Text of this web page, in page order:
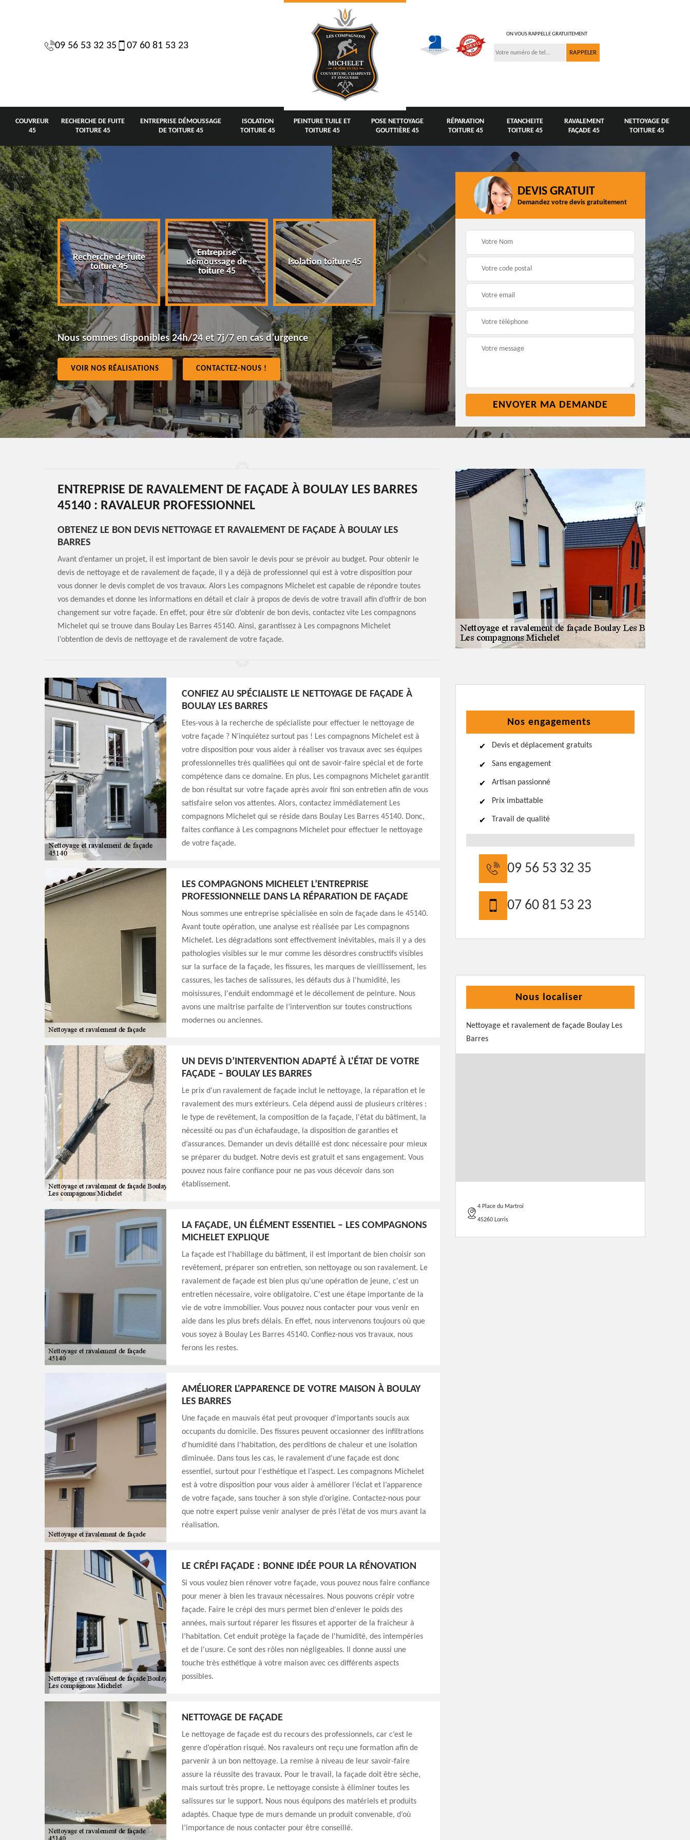
09 56 53 32 35 07 60 81 53 23
ON VOUS RAPPELLE GRATUITEMENT
COUVREUR
45
RECHERCHE DE FUITE
TOITURE 45
ENTREPRISE DÉMOUSSAGE
DE TOITURE 45
ISOLATION
TOITURE 45
PEINTURE TUILE ET
TOITURE 45
POSE NETTOYAGE
GOUTTIÈRE 45
RÉPARATION
TOITURE 45
ETANCHEITE
TOITURE 45
RAVALEMENT
FAÇADE 45
NETTOYAGE DE
TOITURE 45
45
Recherche de fuite
toiture 45
Entreprise
démoussage de
toiture 45
Isolation toiture 45
Peinture tuile et
Pose nettoyage
gouttière 45
Réparation toiture 45
Nous sommes disponibles 24h/24 et 7j/7 en cas d’urgence
VOIR NOS RÉALISATIONS CONTACTEZ-NOUS !
DEVIS GRATUIT
Demandez votre devis gratuitement
ENTREPRISE DE RAVALEMENT DE FAÇADE À BOULAY LES BARRES
45140 : RAVALEUR PROFESSIONNEL
OBTENEZ LE BON DEVIS NETTOYAGE ET RAVALEMENT DE FAÇADE À BOULAY LES
BARRES
Avant d’entamer un projet, il est important de bien savoir le devis pour se prévoir au budget. Pour obtenir le
devis de nettoyage et de ravalement de façade, il y a déjà de professionnel qui est à votre disposition pour
vous donner le devis complet de vos travaux. Alors Les compagnons Michelet est capable de répondre toutes
vos demandes et donne les informations en détail et clair à propos de devis de votre travail afin d’offrir de bon
changement sur votre façade. En effet, pour être sûr d’obtenir de bon devis, contactez vite Les compagnons
Michelet qui se trouve dans Boulay Les Barres 45140. Ainsi, garantissez à Les compagnons Michelet
l’obtention de devis de nettoyage et de ravalement de votre façade.
CONFIEZ AU SPÉCIALISTE LE NETTOYAGE DE FAÇADE À
BOULAY LES BARRES
Etes-vous à la recherche de spécialiste pour effectuer le nettoyage de
votre façade ? N’inquiétez surtout pas ! Les compagnons Michelet est à
votre disposition pour vous aider à réaliser vos travaux avec ses équipes
professionnelles très qualifiées qui ont de savoir-faire spécial et de forte
compétence dans ce domaine. En plus, Les compagnons Michelet garantit
de bon résultat sur votre façade après avoir fini son entretien afin de vous
satisfaire selon vos attentes. Alors, contactez immédiatement Les
compagnons Michelet qui se réside dans Boulay Les Barres 45140. Donc,
faites confiance à Les compagnons Michelet pour effectuer le nettoyage
de votre façade.
LES COMPAGNONS MICHELET L’ENTREPRISE
PROFESSIONNELLE DANS LA RÉPARATION DE FAÇADE
Nous sommes une entreprise spécialisée en soin de façade dans le 45140.
Avant toute opération, une analyse est réalisée par Les compagnons
Michelet. Les dégradations sont effectivement inévitables, mais il y a des
pathologies visibles sur le mur comme les désordres constructifs visibles
sur la surface de la façade, les fissures, les marques de vieillissement, les
cassures, les taches de salissures, les défauts dus à l'humidité, les
moisissures, l'enduit endommagé et le décollement de peinture. Nous
avons une maîtrise parfaite de l’intervention sur toutes constructions
modernes ou anciennes.
UN DEVIS D’INTERVENTION ADAPTÉ À L'ÉTAT DE VOTRE
FAÇADE – BOULAY LES BARRES
Le prix d'un ravalement de façade inclut le nettoyage, la réparation et le
ravalement des murs extérieurs. Cela dépend aussi de plusieurs critères :
le type de revêtement, la composition de la façade, l'état du bâtiment, la
nécessité ou pas d'un échafaudage, la disposition de garanties et
d’assurances. Demander un devis détaillé est donc nécessaire pour mieux
se préparer du budget. Notre devis est gratuit et sans engagement. Vous
pouvez nous faire confiance pour ne pas vous décevoir dans son
établissement.
LA FAÇADE, UN ÉLÉMENT ESSENTIEL – LES COMPAGNONS
MICHELET EXPLIQUE
La façade est l'habillage du bâtiment, il est important de bien choisir son
revêtement, préparer son entretien, son nettoyage ou son ravalement. Le
ravalement de façade est bien plus qu'une opération de jeune, c'est un
entretien nécessaire, voire obligatoire. C'est une étape importante de la
vie de votre immobilier. Vous pouvez nous contacter pour vous venir en
aide dans les plus brefs délais. En effet, nous intervenons toujours où que
vous soyez à Boulay Les Barres 45140. Confiez-nous vos travaux, nous
ferons les restes.
AMÉLIORER L'APPARENCE DE VOTRE MAISON À BOULAY
LES BARRES
Une façade en mauvais état peut provoquer d'importants soucis aux
occupants du domicile. Des fissures peuvent occasionner des infiltrations
d'humidité dans l'habitation, des perditions de chaleur et une isolation
diminuée. Dans tous les cas, le ravalement d'une façade est donc
essentiel, surtout pour l'esthétique et l’aspect. Les compagnons Michelet
est à votre disposition pour vous aider à améliorer l’éclat et l’apparence
de votre façade, sans toucher à son style d’origine. Contactez-nous pour
que notre expert puisse venir analyser de près l’état de vos murs avant la
réalisation.
LE CRÉPI FAÇADE : BONNE IDÉE POUR LA RÉNOVATION
Si vous voulez bien rénover votre façade, vous pouvez nous faire confiance
pour mener à bien les travaux nécessaires. Nous pouvons crépir votre
façade. Faire le crépi des murs permet bien d'enlever le poids des
années, mais surtout réparer les fissures et apporter de la fraîcheur à
l’habitation. Cet enduit protège la façade de l'humidité, des intempéries
et de l'usure. Ce sont des rôles non négligeables. Il donne aussi une
touche très esthétique à votre maison avec ces différents aspects
possibles.
NETTOYAGE DE FAÇADE
Le nettoyage de façade est du recours des professionnels, car c’est le
genre d’opération risqué. Nos ravaleurs ont reçu une formation afin de
parvenir à un bon nettoyage. La remise à niveau de leur savoir-faire
assure la réussite des travaux. Pour le travail, la façade doit être sèche,
mais surtout très propre. Le nettoyage consiste à éliminer toutes les
salissures sur le support. Nous nous équipons des matériels et produits
adaptés. Chaque type de murs demande un produit convenable, d’où
l’importance de nous contacter pour être conseillé.
Nos engagements
Devis et déplacement gratuits
Sans engagement
Artisan passionné
Prix imbattable
Travail de qualité
09 56 53 32 35
07 60 81 53 23
Nous localiser
Nettoyage et ravalement de façade Boulay Les
Barres
4 Place du Martroi
45260 Lorris